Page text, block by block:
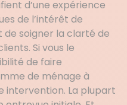
d’une expérience
de l’intérêt de
de soigner la clarté de
Si vous le
de faire
de ménage à
intervention. La plupart